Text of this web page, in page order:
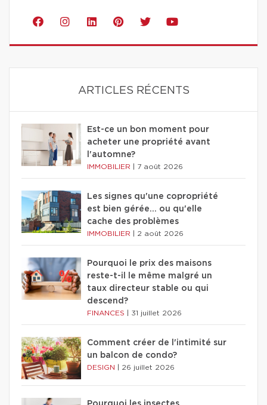
ARTICLES RÉCENTS
Est-ce un bon moment pour
acheter une propriété avant
l'automne?
IMMOBILIER 7 août 2026
Les signes qu'une copropriété
est bien gérée… ou qu'elle
cache des problèmes
IMMOBILIER 2 août 2026
Pourquoi le prix des maisons
reste-t-il le même malgré un
taux directeur stable ou qui
descend?
FINANCES 31 juillet 2026
Comment créer de l'intimité sur
un balcon de condo?
DESIGN 26 juillet 2026